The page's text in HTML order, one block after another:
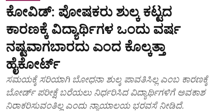
ಕೋವಿಡ್: ಪೋಷಕರು ಶುಲ್ಕ ಕಟ್ಟದ
ಕಾರಣಕ್ಕೆ ವಿದ್ಯಾರ್ಥಿಗಳ ಒಂದು ವರ್ಷ
ನಷ್ಟವಾಗಬಾರದು ಎಂದ ಕೊಲ್ಕತ್ತಾ
ಹೈಕೋರ್ಟ್
ಸಮಯಕ್ಕೆ ಸರಿಯಾಗಿ ಬೋಧನಾ ಶುಲ್ಕ ಪಾವತಿಸಿಲ್ಲ ಎಂಬ ಕಾರಣಕ್ಕೆ
ಬೋರ್ಡ್ ಪರೀಕ್ಷೆ ಬರೆಯಲು ನಿರ್ಧರಿಸಿದ ವಿದ್ಯಾರ್ಥಿಗಳಿಗೆ ಅವಕಾಶ
ನಿರಾಕರಿಸುವಂತಿಲ್ಲ ಎಂದು ನ್ಯಾಯಾಲಯ ಭರವಸೆ ನೀಡಿದೆ.